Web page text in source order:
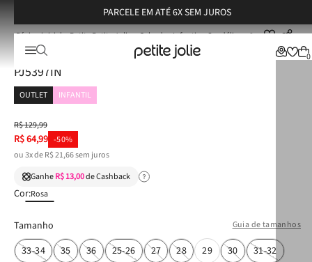
PARCELE EM ATÉ 6X SEM JUROS
0
Petite Petite Jolie Calçados Infantis Sandálias Sandália Infantil Petite Jolie Olly IN Hit Pink PJ5397IN
Sandália Infantil Petite Jolie Olly IN Hit Pink
PJ5397IN
OUTLET INFANTIL
R$129,99
R$64,99 -50%
ou3x deR$21,66sem juros
GanheR$ 13,00de Cashback
Cor:Rosa
Guia de tamanhos
Tamanho
33-34
35 36 25-26 27 28 29 30 31-32